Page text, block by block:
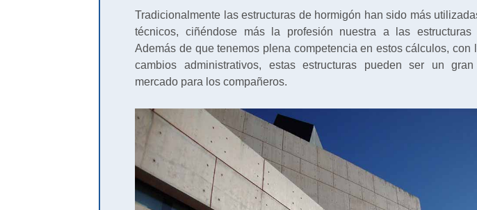
Tradicionalmente las estructuras de hormigón han sido más
técnicos, ciñéndose más la profesión nuestra a las estructuras
Además de que tenemos plena competencia en estos cálculos, con
cambios administrativos, estas estructuras pueden ser un
mercado para los compañeros.